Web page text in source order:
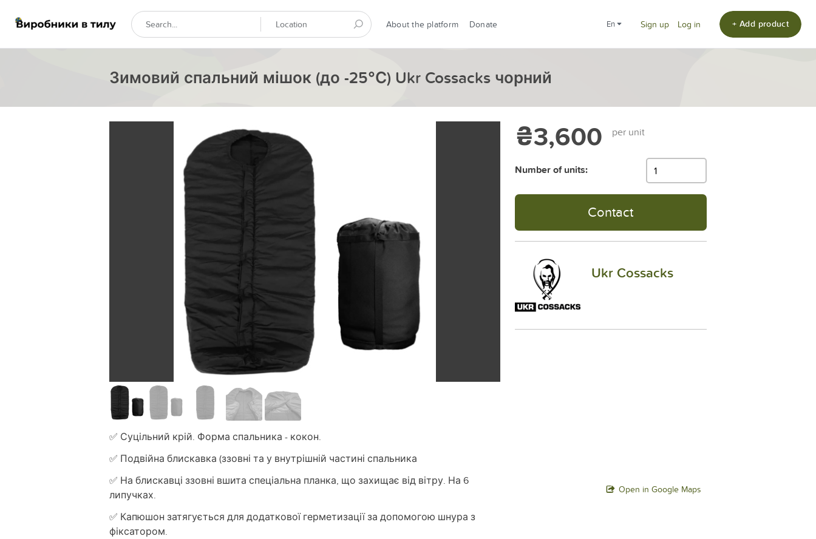
About the platform Donate en Sign up Log in + Add product
Зимовий спальний мішок (до -25°С) Ukr Cossacks чорний
✅ Суцільний крій. Форма спальника - кокон.
✅ Подвійна блискавка (ззовні та у внутрішній частині спальника
✅ На блискавці ззовні вшита спеціальна планка, що захищає від вітру. На 6
липучках.
✅ Капюшон затягується для додаткової герметизації за допомогою шнура з
фіксатором.
₴3,600 per unit
Number of units:
Contact
Ukr Cossacks
Open in Google Maps